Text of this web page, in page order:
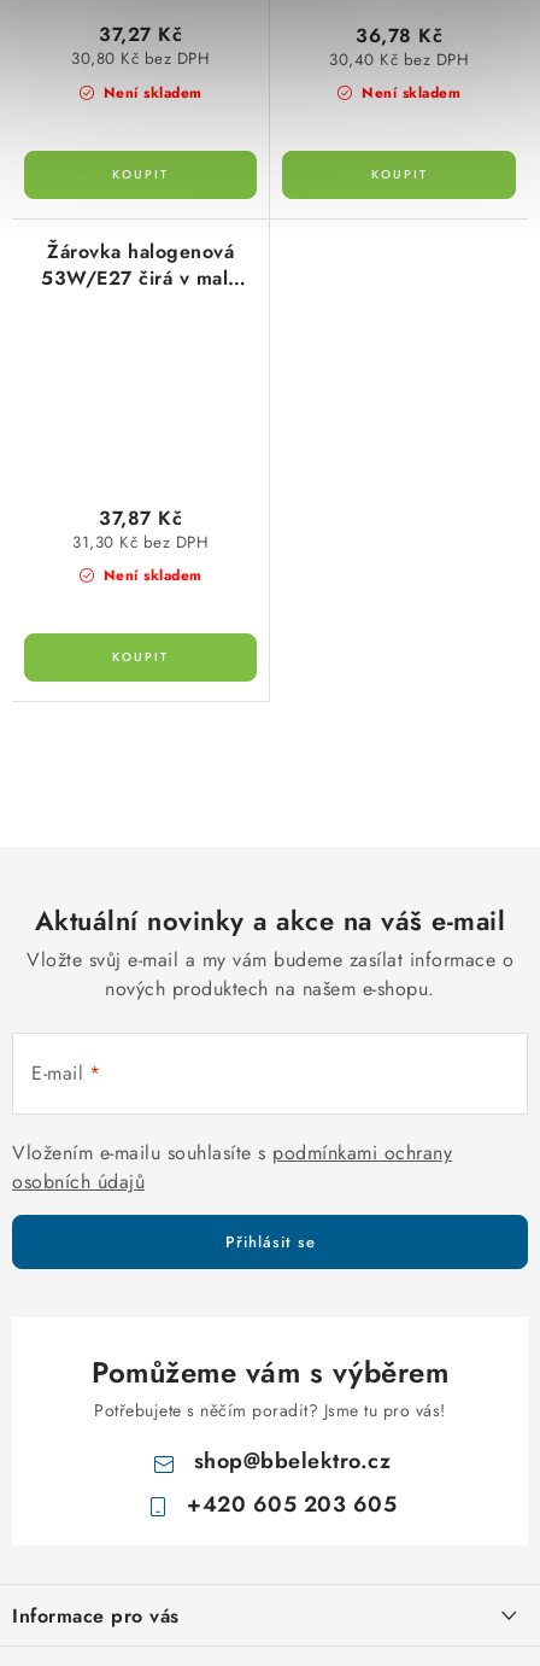
Není skladem
30,80 Kč bez DPH
37,27 Kč
Není skladem
30,40 Kč bez DPH
36,78 Kč
Žárovka halogenová
53W/E27 čirá v malé
Není skladem
31,30 Kč bez DPH
37,87 Kč
a
c
p
r
v
k
y
v
ý
i
Aktuální novinky a akce na váš e-mail
Vložte svůj e-mail a my vám budeme zasílat informace o
nových produktech na našem e-shopu.
E-mail
Vložením e-mailu souhlasíte s podmínkami ochrany
osobních údajů
Přihlásit se
Pomůžeme vám s výběrem
Potřebujete s něčím poradit? Jsme tu pro vás!
shop@bbelektro.cz
+420 605 203 605
pInformace pro vás